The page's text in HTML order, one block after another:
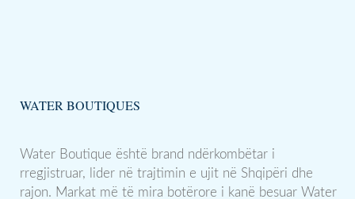
WATER BOUTIQUES
Water Boutique është brand ndërkombëtar i
rregjistruar, lider në trajtimin e ujit në Shqipëri dhe
rajon. Markat më të mira botërore i kanë besuar Water